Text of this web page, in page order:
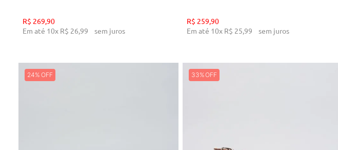
R$ 269 90
Em até 10x R$ 26 99 sem juros
R$ 259 90
Em até 10x R$ 25 99 sem juros
24% 33%